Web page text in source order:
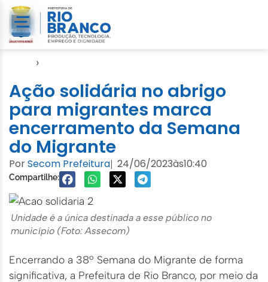
›
Ação solidária no abrigo
para migrantes marca
encerramento da Semana
do Migrante
PorSecom Prefeitura| 24/06/2023às10:40
Compartilhe:
Unidade é a única destinada a esse público no
município (Foto: Assecom)
Encerrando a 38º Semana do Migrante de forma
significativa, a Prefeitura de Rio Branco, por meio da